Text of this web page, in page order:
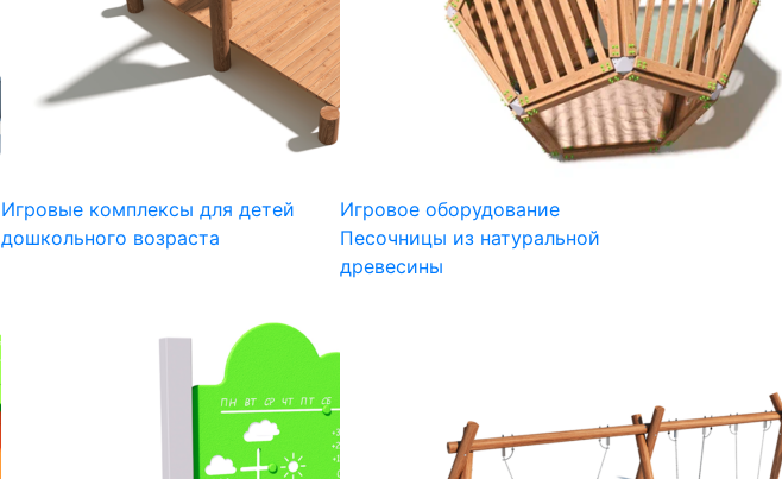
Игровые комплексы для детей
дошкольного возраста
Игровое оборудование
Песочницы из натуральной
древесины